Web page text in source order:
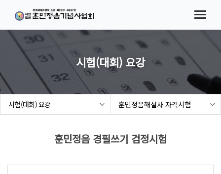
메뉴바로가기
본문바로가기
법인소개
협회소식
시험(대회) 요강
참가접수
결과발표
세종여민관
시험(대회) 요강
시험(대회) 요강 훈민정음해설사 자격시험
훈민정음 경필쓰기 검정시험